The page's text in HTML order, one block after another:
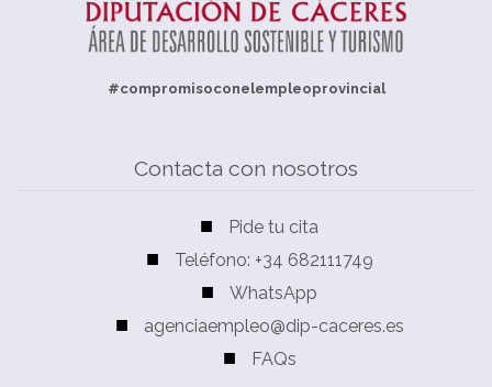
#compromisoconelempleoprovincial
Contacta con nosotros
Pide tu cita
Teléfono: +34 682111749
WhatsApp
agenciaempleo@dip-caceres.es
FAQs